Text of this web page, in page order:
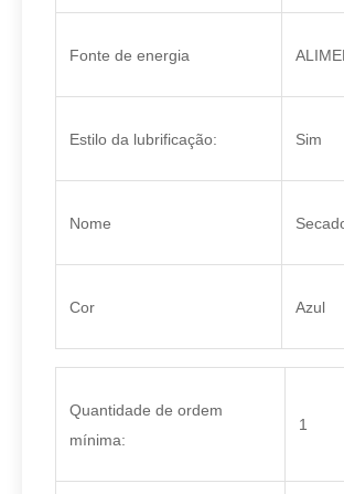
Fonte de energia
Estilo da lubrificação: Sim
Nome
Cor Azul
Quantidade de ordem
mínima:
1